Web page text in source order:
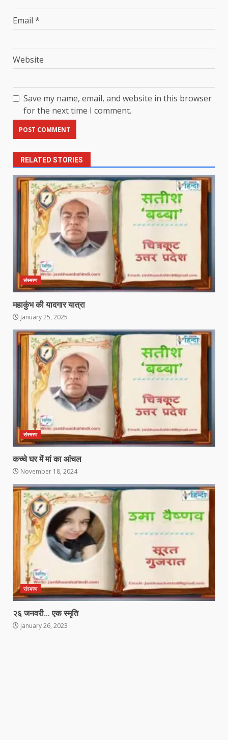
Email *
Website
Save my name, email, and website in this browser
for the next time I comment.
RELATED STORIES
संस्मरण
महाकुंभ की यादगार यात्रा
January 25, 2025
संस्मरण
कच्चे घर में मां का आंचल
November 18, 2024
संस्मरण
२६ जनवरी… एक स्मृति
January 26, 2023